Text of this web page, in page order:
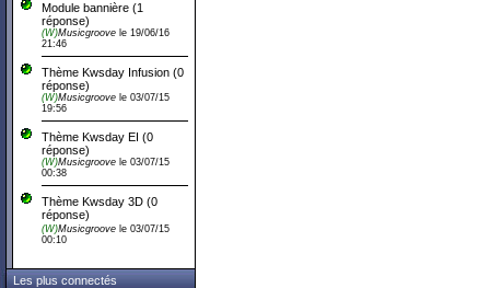
Module bannière (1
réponse)
(W)Musicgroove le 19/06/16
21:46
Thème Kwsday Infusion (0
réponse)
(W)Musicgroove le 03/07/15
19:56
Thème Kwsday EI (0
réponse)
(W)Musicgroove le 03/07/15
00:38
Thème Kwsday 3D (0
réponse)
(W)Musicgroove le 03/07/15
00:10
Les plus connectés